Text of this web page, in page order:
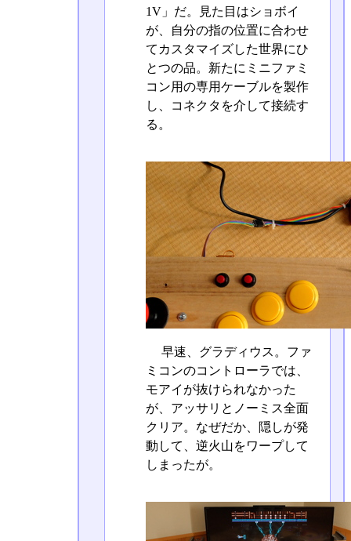
1V」だ。見た目はショボイ
が、自分の指の位置に合わせ
てカスタマイズした世界にひ
とつの品。新たにミニファミ
コン用の専用ケーブルを製作
し、コネクタを介して接続す
る。
早速、グラディウス。ファ
ミコンのコントローラでは、
モアイが抜けられなかった
が、アッサリとノーミス全面
クリア。なぜだか、隠しが発
動して、逆火山をワープして
しまったが。